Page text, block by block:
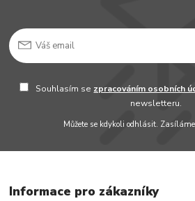
Souhlasím se zpracováním osobních
newsletteru.
Můžete se kdykoli odhlásit.
Informace pro zákazníky